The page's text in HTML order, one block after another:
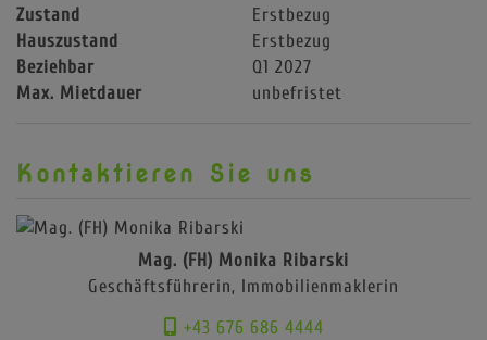
Zustand
Erstbezug
Hauszustand
Erstbezug
Beziehbar
Q1 2027
Max. Mietdauer
unbefristet
Kontaktieren Sie uns
Mag. (FH) Monika Ribarski
Geschäftsführerin, Immobilienmaklerin
+43 676 686 4444